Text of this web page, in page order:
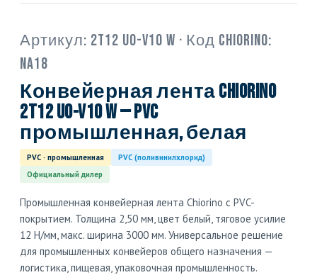
Артикул: 2T12 U0-V10 W · Код Chiorino:
NA18
Конвейерная лента Chiorino
2T12 U0-V10 W — PVC
промышленная, белая
PVC · промышленная
PVC (поливинилхлорид)
Официальный дилер
Промышленная конвейерная лента Chiorino с PVC-
покрытием. Толщина 2,50 мм, цвет белый, тяговое усилие
12 Н/мм, макс. ширина 3000 мм. Универсальное решение
для промышленных конвейеров общего назначения —
логистика, пищевая, упаковочная промышленность.